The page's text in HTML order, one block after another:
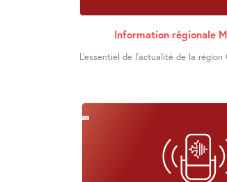
Information régionale
L’essentiel de l’actualité de la région